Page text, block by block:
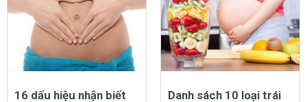
16 dấu hiệu nhận biết
Danh sách 10 loại trái